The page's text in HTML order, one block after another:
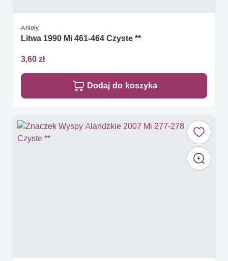
Anioły
Litwa 1990 Mi 461-464 Czyste **
3,60 zł
Dodaj do koszyka